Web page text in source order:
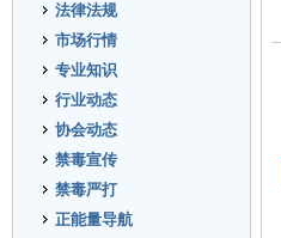
法律法规
市场行情
专业知识
行业动态
协会动态
禁毒宣传
禁毒严打
正能量导航